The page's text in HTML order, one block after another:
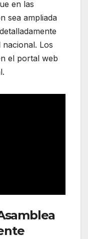
en las
sea ampliada
nacional. Los
el portal web